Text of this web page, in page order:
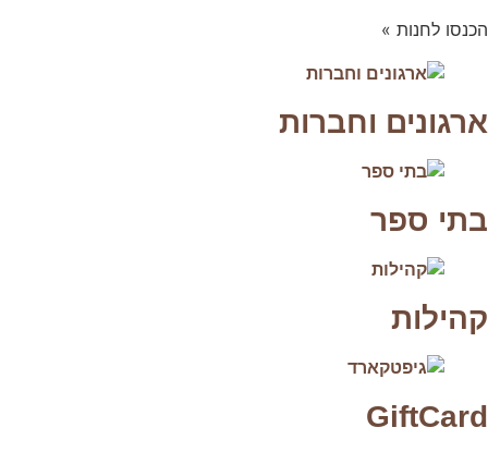
הכנסו לחנות »
ארגונים וחברות
בתי ספר
קהילות
GiftCard